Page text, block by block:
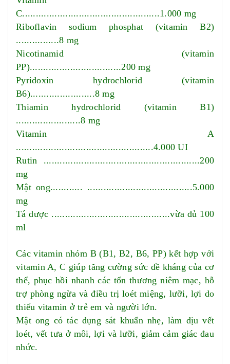
C...................................................1.000 mg
Riboflavin sodium phosphat (vitamin B2)
................8 mg
Nicotinamid (vitamin
PP)..................................200 mg
Pyridoxin hydrochlorid (vitamin
B6)........................8 mg
Thiamin hydrochlorid (vitamin B1)
........................8 mg
Vitamin A
...................................................4.000 UI
Rutin ..........................................................200
mg
Mật ong............ .......................................5.000
mg
Tá dược ............................................vừa đủ 100
ml
Các vitamin nhóm B (B1, B2, B6, PP) kết hợp với
vitamin A, C giúp tăng cường sức đề kháng của cơ
thể, phục hồi nhanh các tổn thương niêm mạc, hỗ
trợ phòng ngừa và điều trị loét miệng, lưỡi, lợi do
thiếu vitamin ở trẻ em và người lớn.
Mật ong có tác dụng sát khuẩn nhẹ, làm dịu vết
loét, vết tưa ở môi, lợi và lưỡi, giảm cảm giác đau
nhức.